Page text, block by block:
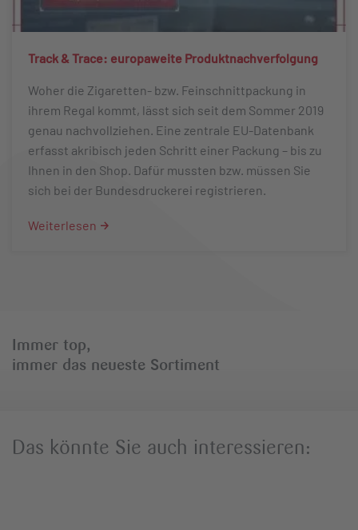
Track & Trace: europaweite Produktnachverfolgung
Woher die Zigaretten- bzw. Feinschnittpackung in
ihrem Regal kommt, lässt sich seit dem Sommer 2019
genau nachvollziehen. Eine zentrale EU-Datenbank
erfasst akribisch jeden Schritt einer Packung – bis zu
Ihnen in den Shop. Dafür mussten bzw. müssen Sie
sich bei der Bundesdruckerei registrieren.
Weiterlesen
Immer top,
immer das neueste Sortiment
Das könnte Sie auch interessieren: